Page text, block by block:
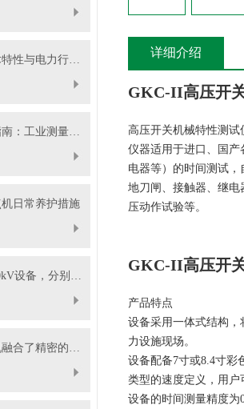
交直流瓦特表的技术特性与电力行业应用实践
交直流安培表选型指南：工业测量如何选对型号
日常养护措施
测10kV、35kV、110kV设备，分别选哪种高压试验变压器？
硬质冲头标距打点机融合了精密的机械传动与弹性冲击技术
详细介绍
GKC-II高压开
高压开关机械特性测
仪器适用于进口、国
电器等）的时间测试
地刀闸、接触器、继
压动作试验等。
GKC-II高压开
产品特点
设备采用一体式结构
力设施现场。
设备配备7寸或8.4寸彩
类型的速度定义，用
设备的时间测量精度为